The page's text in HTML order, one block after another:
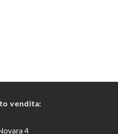
vendita:
4